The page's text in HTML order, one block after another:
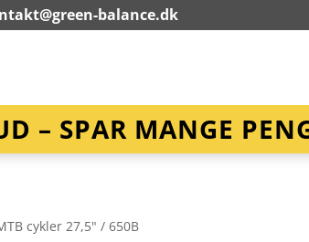
balance.dk
– SPAR MANGE
cykler 27,5" / 650B